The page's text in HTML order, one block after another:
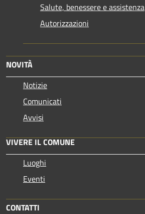
Salute, benessere e assistenza
Autorizzazioni
NOVITÀ
Notizie
Comunicati
Avvisi
VIVERE IL COMUNE
Luoghi
Eventi
CONTATTI